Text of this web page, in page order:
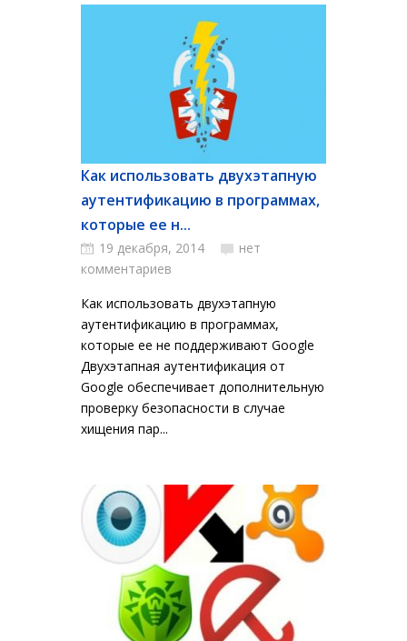
Как использовать двухэтапную
аутентификацию в программах,
которые ее н...
19 декабря, 2014
нет
комментариев
Как использовать двухэтапную
аутентификацию в программах,
которые ее не поддерживают Google
Двухэтапная аутентификация от
Google обеспечивает дополнительную
проверку безопасности в случае
хищения пар...